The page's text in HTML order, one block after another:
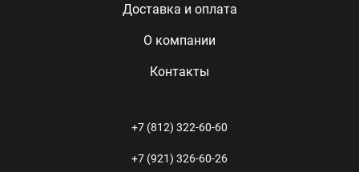
Доставка и оплата
О компании
Контакты
+7 (812) 322-60-60
+7 (921) 326-60-26